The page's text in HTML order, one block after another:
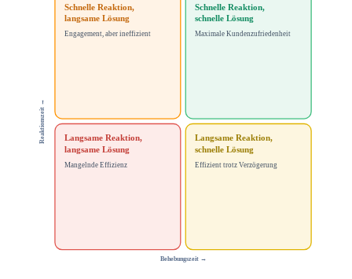
Reaktionszeit
→
Behebungszeit→
Schnelle Reaktion,
langsame Lösung
Engagement, aber ineffizient
Schnelle Reaktion,
schnelle Lösung
Maximale Kundenzufriedenheit
Langsame Reaktion,
langsame Lösung
Mangelnde Effizienz
Langsame Reaktion,
schnelle Lösung
Effizient trotz Verzögerung